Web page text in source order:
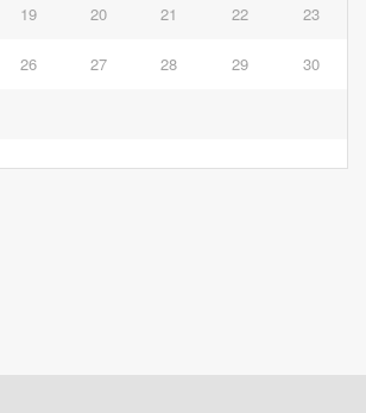
19 20 21 22 23
26 27 28 29 30